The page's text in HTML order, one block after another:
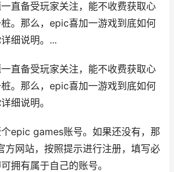
直备受玩家关注，能不收费获取心
。那么，epic喜加一游戏到底如何
细说明。...
直备受玩家关注，能不收费获取心
。那么，epic喜加一游戏到底如何
细说明。
epic games账号。如果还没有，那
网站，按照提示进行注册，填写必
拥有属于自己的账号。